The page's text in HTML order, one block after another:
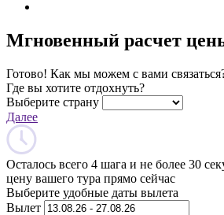
Мгновенный расчет
Готово! Как мы можем с вами
Где вы хотите отдохнуть?
Выберите страну
Далее
Осталось всего 4 шага и не более 30
цену вашего тура прямо сейчас
Выберите удобные даты вылета
Вылет